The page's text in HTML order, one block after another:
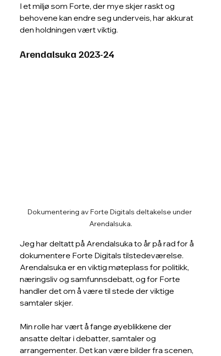
I et miljø som Forte, der mye skjer raskt og
behovene kan endre seg underveis, har akkurat
den holdningen vært viktig.
Arendalsuka 2023-24
Dokumentering av Forte Digitals deltakelse under
Arendalsuka.
Jeg har deltatt på Arendalsuka to år på rad for å
dokumentere Forte Digitals tilstedeværelse.
Arendalsuka er en viktig møteplass for politikk,
næringsliv og samfunnsdebatt, og for Forte
handler det om å være til stede der viktige
samtaler skjer.
Min rolle har vært å fange øyeblikkene der
ansatte deltar i debatter, samtaler og
arrangementer. Det kan være bilder fra scenen,